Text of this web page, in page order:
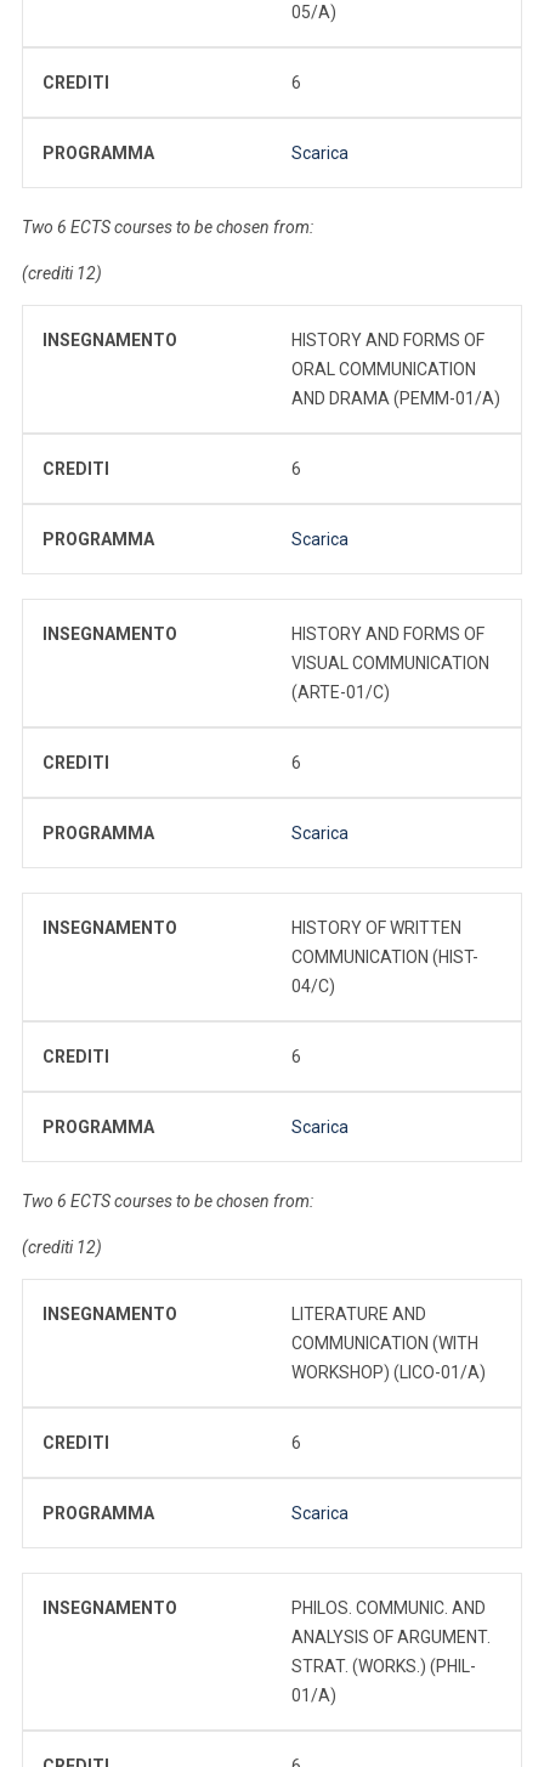
05/A)
CREDITI 6
PROGRAMMA Scarica
Two 6 ECTS courses to be chosen from:
(crediti 12)
INSEGNAMENTO
HISTORY AND FORMS OF
ORAL COMMUNICATION
AND DRAMA (PEMM-01/A)
CREDITI 6
PROGRAMMA Scarica
INSEGNAMENTO
HISTORY AND FORMS OF
VISUAL COMMUNICATION
(ARTE-01/C)
CREDITI 6
PROGRAMMA Scarica
INSEGNAMENTO
HISTORY OF WRITTEN
COMMUNICATION (HIST-
04/C)
CREDITI 6
PROGRAMMA Scarica
Two 6 ECTS courses to be chosen from:
(crediti 12)
INSEGNAMENTO
LITERATURE AND
COMMUNICATION (WITH
WORKSHOP) (LICO-01/A)
CREDITI 6
PROGRAMMA Scarica
INSEGNAMENTO
PHILOS. COMMUNIC. AND
ANALYSIS OF ARGUMENT.
STRAT. (WORKS.) (PHIL-
01/A)